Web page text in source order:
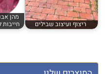
ריצוף ועיצוב שבילים
מהן
חייבות